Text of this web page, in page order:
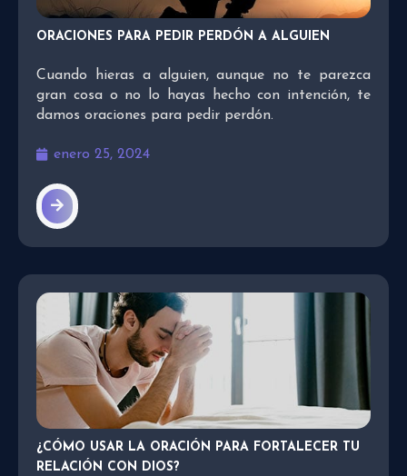
ORACIONES PARA PEDIR PERDÓN A ALGUIEN
Cuando hieras a alguien, aunque no te parezca
gran cosa o no lo hayas hecho con intención, te
damos oraciones para pedir perdón.
enero 25, 2024
¿CÓMO USAR LA ORACIÓN PARA FORTALECER TU
RELACIÓN CON DIOS?